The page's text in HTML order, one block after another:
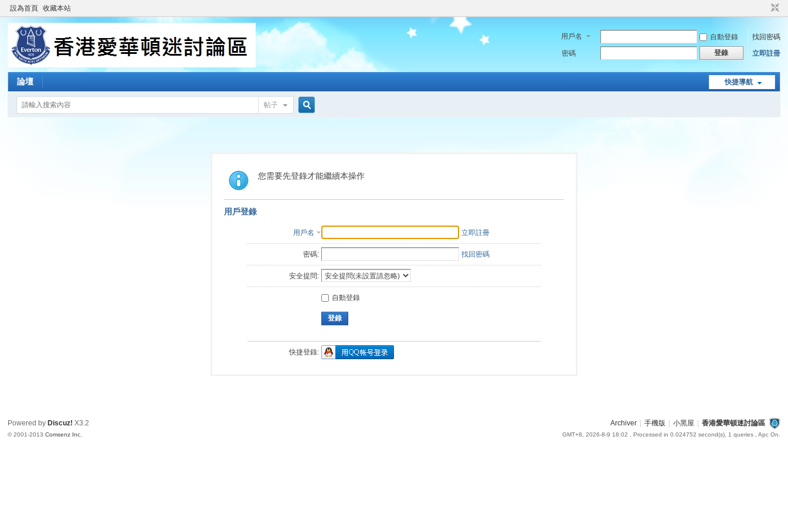
設為首頁 收藏本站
用戶名 自動登錄
找回密碼
密碼
登錄 立即註冊
快捷導航
論壇
帖子
索
您需要先登錄才能繼續本操作
用戶登錄
用戶名 立即註冊
密碼: 找回密碼
安全提問:
自動登錄
登錄
快捷登錄:
Archiver 手機版 小黑屋 香港愛華頓迷討論區
GMT+8, 2026-8-9 18:02 , Processed in 0.024752 second(s), 1 queries , Apc On.
Powered by Discuz! X3.2
© 2001-2013Comsenz Inc.